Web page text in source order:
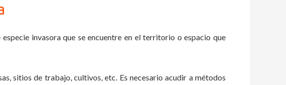
invasora que se encuentre en el territorio o espacio que
sitios de trabajo, cultivos, etc. Es necesario acudir a métodos